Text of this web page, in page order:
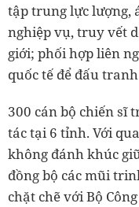
tập trung lực lượng,
nghiệp vụ, truy vết
giới; phối hợp liên
quốc tế để đấu
300 cán bộ chiến sĩ
tác tại 6 tỉnh. Với
không đánh khúc
đồng bộ các mũi
chặt chẽ với Bộ